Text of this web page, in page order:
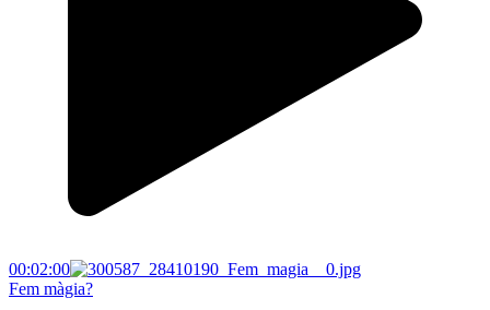
00:02:00
Fem màgia?